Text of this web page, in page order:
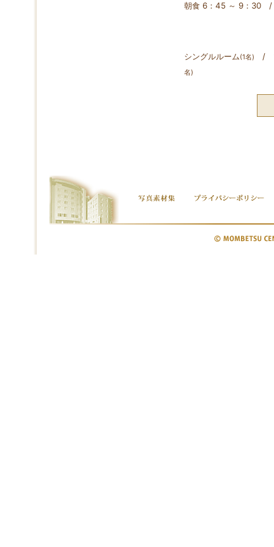
朝食 6：45 ～ 9：30
シングルルーム(1名) /
名)